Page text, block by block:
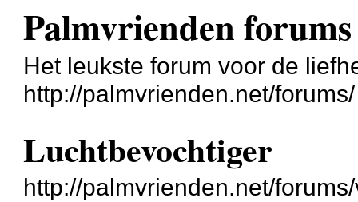
Palmvrienden forums
Het leukste forum voor de
http://palmvrienden.net/forums/
Luchtbevochtiger
http://palmvrienden.net/